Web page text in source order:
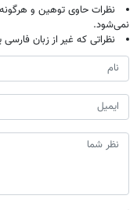
نظرات حاوی توهین و
نمی‌شود.
نظراتی که غیر از زبان